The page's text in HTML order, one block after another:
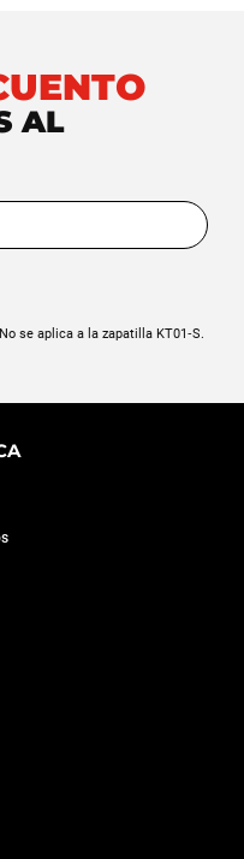
AL
se aplica a la zapatilla KT01‑S.